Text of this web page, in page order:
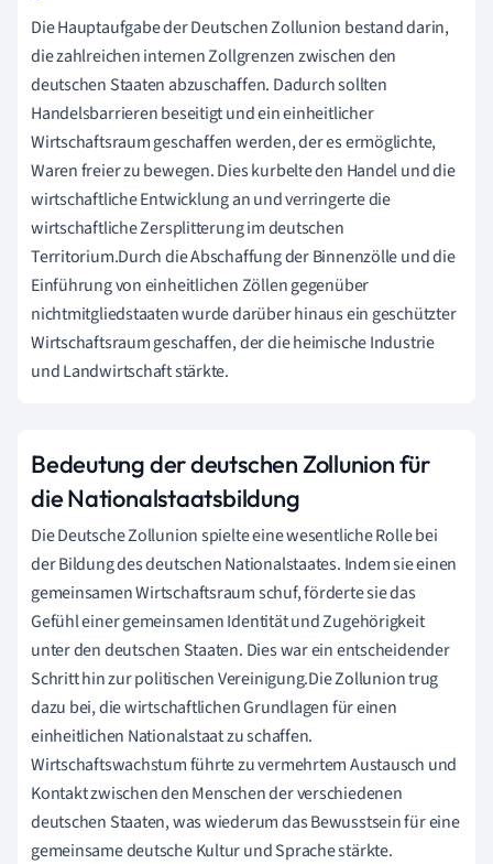
Die Hauptaufgabe der Deutschen Zollunion bestand darin,
die zahlreichen internen Zollgrenzen zwischen den
deutschen Staaten abzuschaffen. Dadurch sollten
Handelsbarrieren beseitigt und ein einheitlicher
Wirtschaftsraum geschaffen werden, der es ermöglichte,
Waren freier zu bewegen. Dies kurbelte den Handel und die
wirtschaftliche Entwicklung an und verringerte die
wirtschaftliche Zersplitterung im deutschen
Territorium.Durch die Abschaffung der Binnenzölle und die
Einführung von einheitlichen Zöllen gegenüber
nichtmitgliedstaaten wurde darüber hinaus ein geschützter
Wirtschaftsraum geschaffen, der die heimische Industrie
und Landwirtschaft stärkte.
Bedeutung der deutschen Zollunion für
die Nationalstaatsbildung
Die Deutsche Zollunion spielte eine wesentliche Rolle bei
der Bildung des deutschen Nationalstaates. Indem sie einen
gemeinsamen Wirtschaftsraum schuf, förderte sie das
Gefühl einer gemeinsamen Identität und Zugehörigkeit
unter den deutschen Staaten. Dies war ein entscheidender
Schritt hin zur politischen Vereinigung.Die Zollunion trug
dazu bei, die wirtschaftlichen Grundlagen für einen
einheitlichen Nationalstaat zu schaffen.
Wirtschaftswachstum führte zu vermehrtem Austausch und
Kontakt zwischen den Menschen der verschiedenen
deutschen Staaten, was wiederum das Bewusstsein für eine
gemeinsame deutsche Kultur und Sprache stärkte.